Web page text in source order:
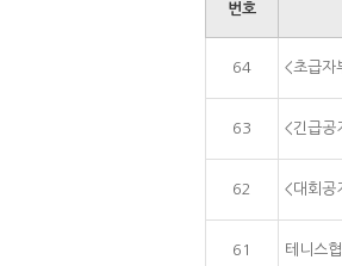
번호
64 <초급자
63 <긴급공
62 <대회공
61 테니스